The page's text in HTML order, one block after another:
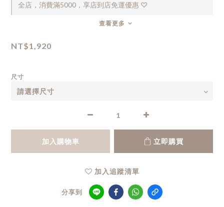
全店，消費滿5000，享店到店免運優惠 ♡
查看更多
NT$1,920
尺寸
加入購物車 立即購買
加入追蹤清單
分享到